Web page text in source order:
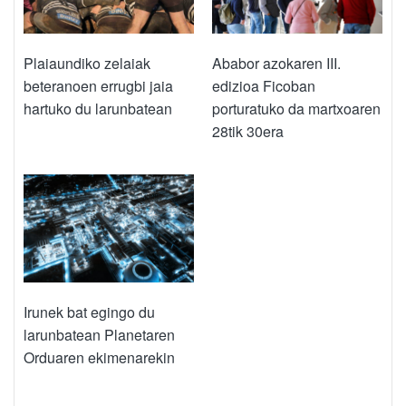
Plaiaundiko zelaiak
beteranoen errugbi jaia
hartuko du larunbatean
Ababor azokaren III.
edizioa Ficoban
porturatuko da martxoaren
28tik 30era
Irunek bat egingo du
larunbatean Planetaren
Orduaren ekimenarekin